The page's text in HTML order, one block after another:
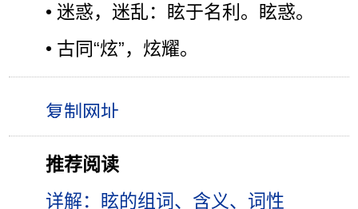
• 迷惑，迷乱：眩于名利。眩惑。
• 古同“炫”，炫耀。
推荐阅读
详解：眩的组词、含义、词性